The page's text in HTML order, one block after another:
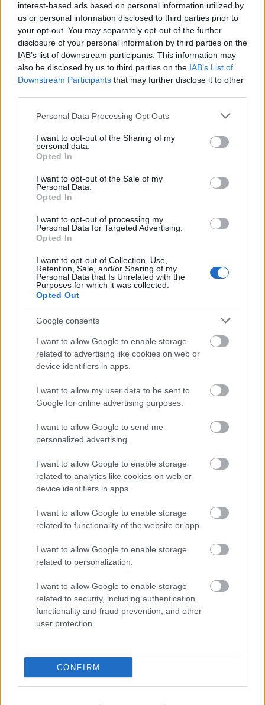
interest-based ads based on personal information utilized by
us or personal information disclosed to third parties prior to
your opt-out. You may separately opt-out of the further
disclosure of your personal information by third parties on the
IAB’s list of downstream participants. This information may
also be disclosed by us to third parties on the IAB’s List of
Downstream Participants that may further disclose it to other
Please note that this website/app uses one or more Google
not limited to your visit or usage behaviour. You may click to
grant or deny consent to Google and its third-party tags to
use your data for below specified purposes in below Google
consent section.
Personal Data Processing Opt Outs
I want to opt-out of the Sharing of my
personal data.
Opted In
I want to opt-out of the Sale of my
Personal Data.
Opted In
I want to opt-out of processing my
Personal Data for Targeted Advertising.
Opted In
I want to opt-out of Collection, Use,
Retention, Sale, and/or Sharing of my
Personal Data that Is Unrelated with the
Purposes for which it was collected.
Opted Out
Google consents
I want to allow Google to enable storage
related to advertising like cookies on web or
device identifiers in apps.
I want to allow my user data to be sent to
Google for online advertising purposes.
I want to allow Google to send me
personalized advertising.
I want to allow Google to enable storage
related to analytics like cookies on web or
device identifiers in apps.
I want to allow Google to enable storage
related to functionality of the website or app.
I want to allow Google to enable storage
related to personalization.
I want to allow Google to enable storage
related to security, including authentication
functionality and fraud prevention, and other
user protection.
CONFIRM
műszaki relikvia - ipari relikvia - ipari emlék - a
Magyar Kábel Művek régi rézhuzal faorsója -
Magyar Kábel Művek 0,12 mm-es rézhuzal faorsóra
termékadatokkal
Címkék:Relikviás Fa spulni orsó régi orsó még fából műszaki
kefe, hevedere kender